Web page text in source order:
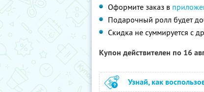
Оформите заказ в
Подарочный ролл будет
Скидка не суммируется с
Купон действителен по 16
Узнай, как